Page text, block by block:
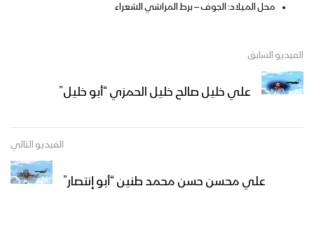
محل الميلاد: الجوف – برط المراشي الشعراء
الفيديو السابق
علي خليل صالح خليل الحمزي “أبو خليل”
الفيديو التالي
علي محسن حسن محمد طنين “أبو إنتصار”